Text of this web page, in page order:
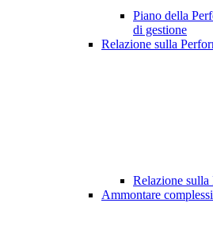
Piano della
di gestione
Relazione sulla
Relazione sulla
Ammontare